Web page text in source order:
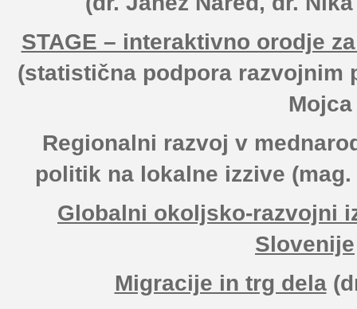
STAGE – interaktivno orodje
(statistična podpora
Mojca
Regionalni razvoj v
politik na lokalne izzive
Globalni okoljsko-razvojni
Slovenije
Migracije in trg dela